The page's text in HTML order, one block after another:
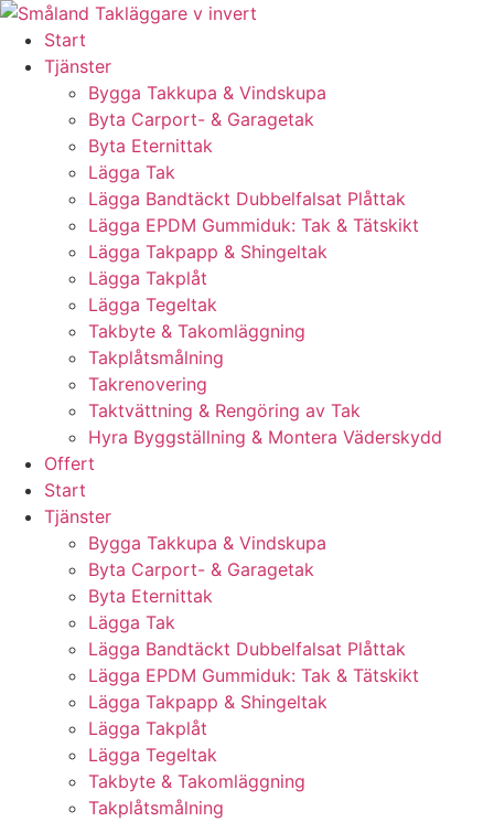
Skip
content
Start
Tjänster
Bygga Takkupa & Vindskupa
Byta Carport- & Garagetak
Byta Eternittak
Lägga Tak
Lägga Bandtäckt Dubbelfalsat Plåttak
Lägga EPDM Gummiduk: Tak & Tätskikt
Lägga Takpapp & Shingeltak
Lägga Takplåt
Lägga Tegeltak
Takbyte & Takomläggning
Takplåtsmålning
Takrenovering
Taktvättning & Rengöring av Tak
Hyra Byggställning & Montera Väderskydd
Offert
Start
Tjänster
Bygga Takkupa & Vindskupa
Byta Carport- & Garagetak
Byta Eternittak
Lägga Tak
Lägga Bandtäckt Dubbelfalsat Plåttak
Lägga EPDM Gummiduk: Tak & Tätskikt
Lägga Takpapp & Shingeltak
Lägga Takplåt
Lägga Tegeltak
Takbyte & Takomläggning
Takplåtsmålning